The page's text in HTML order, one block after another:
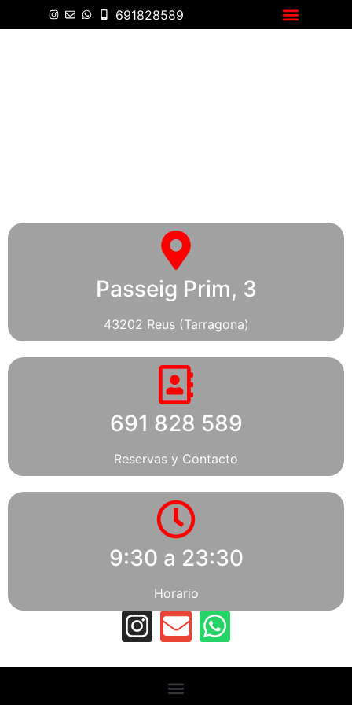
691828589
Passeig Prim, 3
43202 Reus (Tarragona)
691 828 589
Reservas y Contacto
9:30 a 23:30
Horario